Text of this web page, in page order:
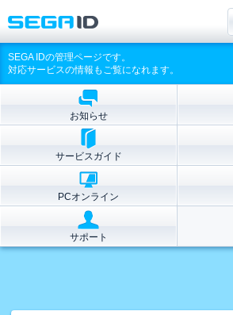
SEGA IDの管理ページです。
対応サービスの情報もご覧になれます。
お知らせ
サービスガイド
PCオンライン
サポート